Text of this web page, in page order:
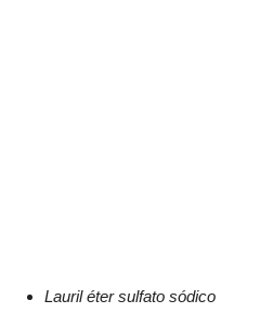
Lauril éter sulfato sódico